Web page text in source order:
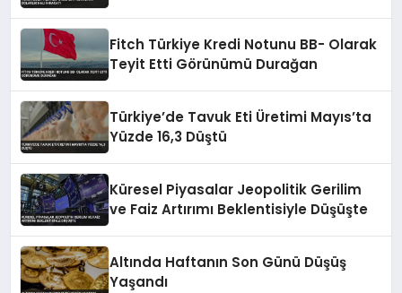
Fitch Türkiye Kredi Notunu BB- Olarak
Teyit Etti Görünümü Durağan
Türkiye’de Tavuk Eti Üretimi Mayıs’ta
Yüzde 16,3 Düştü
Küresel Piyasalar Jeopolitik Gerilim
ve Faiz Artırımı Beklentisiyle Düşüşte
Altında Haftanın Son Günü Düşüş
Yaşandı